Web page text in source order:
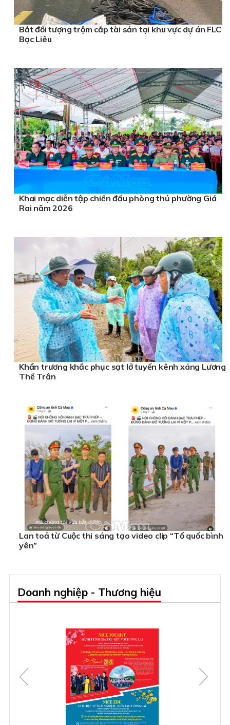
Bắt đối tượng trộm cắp tài sản tại khu vực dự án FLC
Bạc Liêu
Khai mạc diễn tập chiến đấu phòng thủ phường Giá
Rai năm 2026
Khẩn trương khắc phục sạt lở tuyến kênh xáng Lương
Thế Trân
Lan toả từ Cuộc thi sáng tạo video clip “Tổ quốc bình
yên”
Doanh nghiệp - Thương hiệu